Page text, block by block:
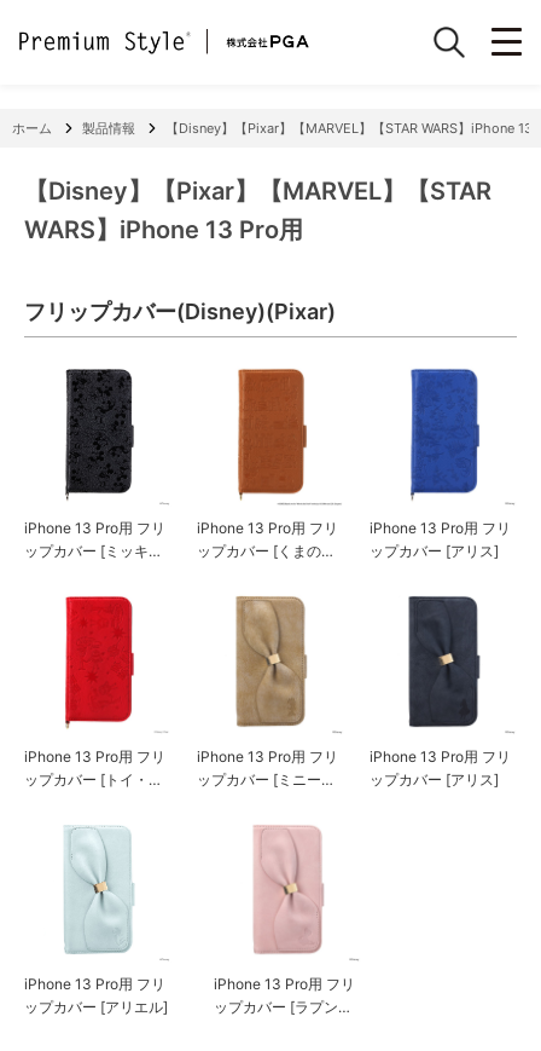
ホーム 製品情報 【Disney】【Pixar】【MARVEL】【STAR WARS】iPhone 13
【Disney】【Pixar】【MARVEL】【STAR
WARS】iPhone 13 Pro用
フリップカバー(Disney)(Pixar)
iPhone 13 Pro用 フリ
ップカバー [ミッキー
iPhone 13 Pro用 フリ
ップカバー [くまのプ
iPhone 13 Pro用 フリ
ップカバー [アリス]
iPhone 13 Pro用 フリ
ップカバー [トイ・ス
iPhone 13 Pro用 フリ
ップカバー [ミニーマ
iPhone 13 Pro用 フリ
ップカバー [アリス]
iPhone 13 Pro用 フリ
ップカバー [アリエル]
iPhone 13 Pro用 フリ
ップカバー [ラプンツ